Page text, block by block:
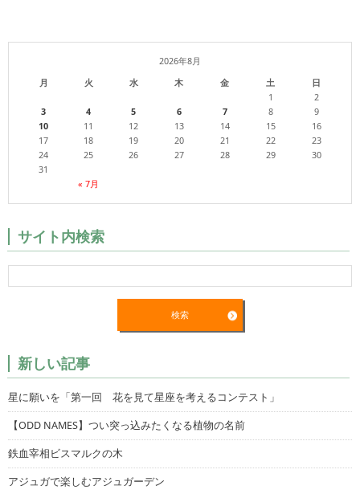
2026年8月
月
火 水 木 金 土 日
« 7月
1
2
3
4 5 6 7 8
9
10
11 12 13 14 15
16
17
18 19 20 21 22
23
24
25 26 27 28 29
30
31
サイト内検索
新しい記事
星に願いを「第一回 花を見て星座を考えるコンテスト」
【ODD NAMES】つい突っ込みたくなる植物の名前
鉄血宰相ビスマルクの木
アジュガで楽しむアジュガーデン